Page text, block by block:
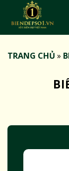
TRANG CHỦ »